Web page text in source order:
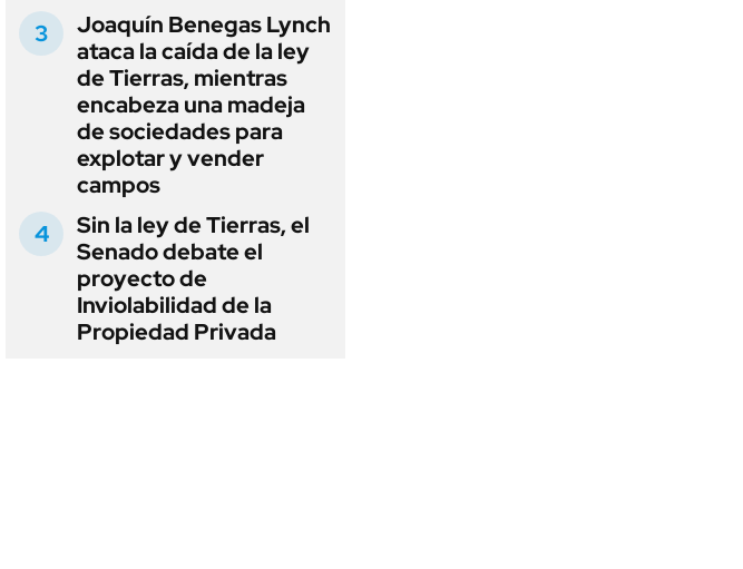
Joaquín Benegas Lynch
ataca la caída de la ley
de Tierras, mientras
encabeza una madeja
de sociedades para
explotar y vender
campos
Sin la ley de Tierras, el
Senado debate el
proyecto de
Inviolabilidad de la
Propiedad Privada